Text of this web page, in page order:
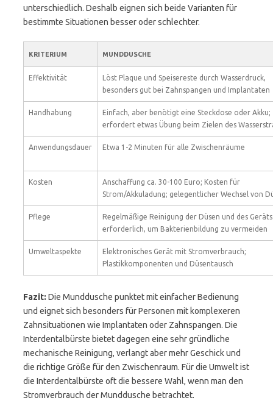
unterschiedlich. Deshalb eignen sich beide Varianten für
bestimmte Situationen besser oder schlechter.
KRITERIUM MUNDDUSCHE
Effektivität
Löst Plaque und Speisereste durch Wasserdruck,
besonders gut bei Zahnspangen und Implantaten
Handhabung
Einfach, aber benötigt eine Steckdose oder Akku;
erfordert etwas Übung beim Zielen des
Anwendungsdauer Etwa 1-2 Minuten für alle Zwischenräume
Kosten
Anschaffung ca. 30-100 Euro; Kosten für
Strom/Akkuladung; gelegentlicher Wechsel von
Pflege
Regelmäßige Reinigung der Düsen und des Geräts
erforderlich, um Bakterienbildung zu vermeiden
Umweltaspekte
Elektronisches Gerät mit Stromverbrauch;
Plastikkomponenten und Düsentausch
Fazit: Die Munddusche punktet mit einfacher Bedienung
und eignet sich besonders für Personen mit komplexeren
Zahnsituationen wie Implantaten oder Zahnspangen. Die
Interdentalbürste bietet dagegen eine sehr gründliche
mechanische Reinigung, verlangt aber mehr Geschick und
die richtige Größe für den Zwischenraum. Für die Umwelt ist
die Interdentalbürste oft die bessere Wahl, wenn man den
Stromverbrauch der Munddusche betrachtet.